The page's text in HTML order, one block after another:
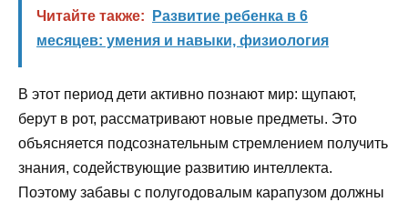
Читайте также:
Развитие ребенка в 6
месяцев: умения и навыки, физиология
В этот период дети активно познают мир: щупают,
берут в рот, рассматривают новые предметы. Это
объясняется подсознательным стремлением получить
знания, содействующие развитию интеллекта.
Поэтому забавы с полугодовалым карапузом должны